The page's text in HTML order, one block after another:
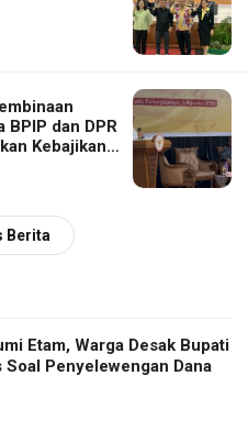
BPIP dan DPR
Kebajikan
Berita
Etam, Warga Desak Bupati
Penyelewengan Dana